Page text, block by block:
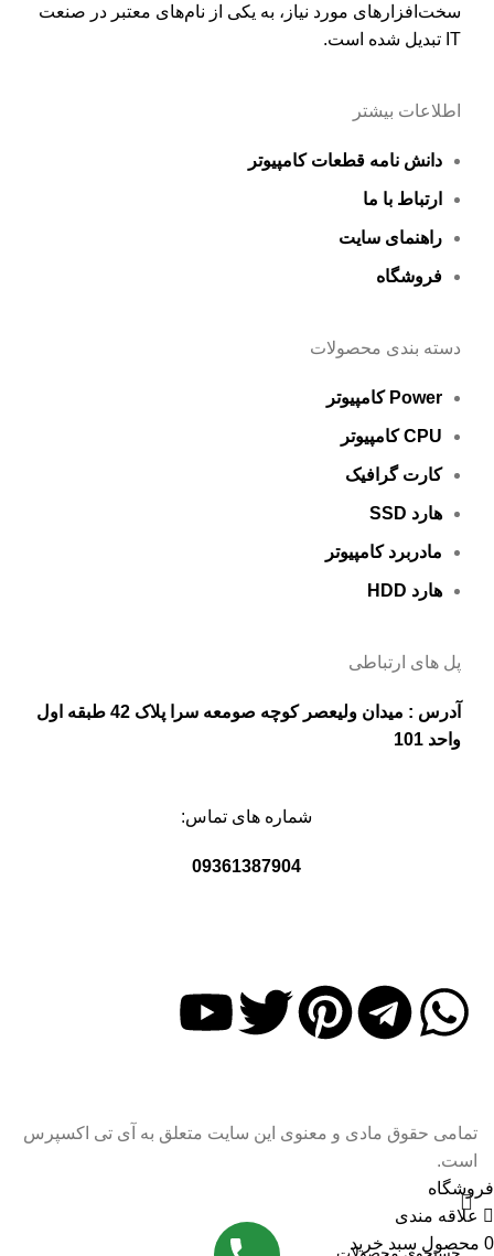
سخت‌افزارهای مورد نیاز، به یکی از نام‌های معتبر در صنعت
IT تبدیل شده است.
اطلاعات بیشتر
دانش نامه قطعات کامپیوتر
ارتباط با ما
راهنمای سایت
فروشگاه
دسته بندی محصولات
Power کامپیوتر
CPU کامپیوتر
کارت گرافيک
هارد SSD
مادربرد کامپیوتر
هارد HDD
پل های ارتباطی
آدرس : میدان ولیعصر کوچه صومعه سرا پلاک 42 طبقه اول
واحد 101
شماره های تماس:
09361387904
تمامی حقوق مادی و معنوی این سایت متعلق به آی تی اکسپرس
است.
فروشگاه
علاقه مندی
0 محصول سبد خرید